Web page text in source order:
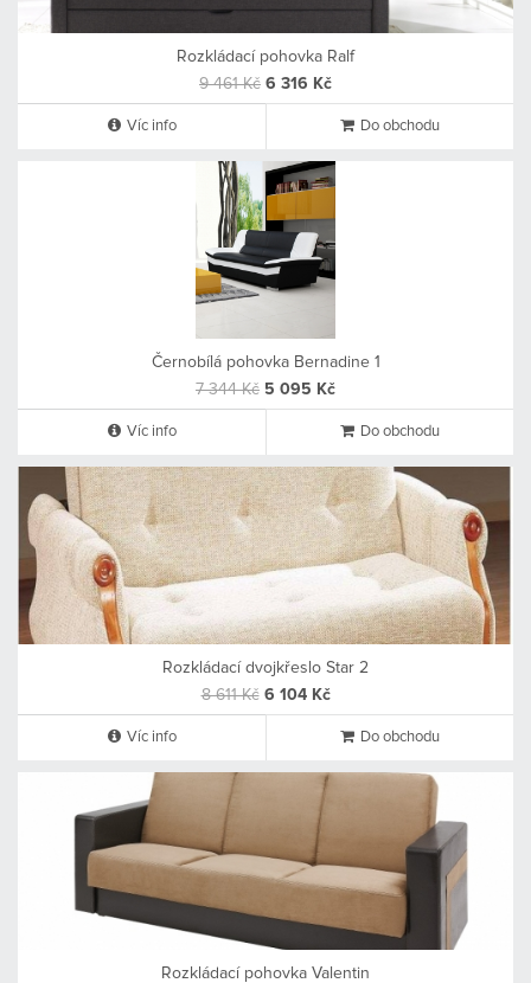
Rozkládací pohovka Ralf
9 461 Kč 6 316 Kč
Víc info Do obchodu
Černobílá pohovka Bernadine 1
7 344 Kč 5 095 Kč
Víc info Do obchodu
Rozkládací dvojkřeslo Star 2
8 611 Kč 6 104 Kč
Víc info Do obchodu
Rozkládací pohovka Valentin